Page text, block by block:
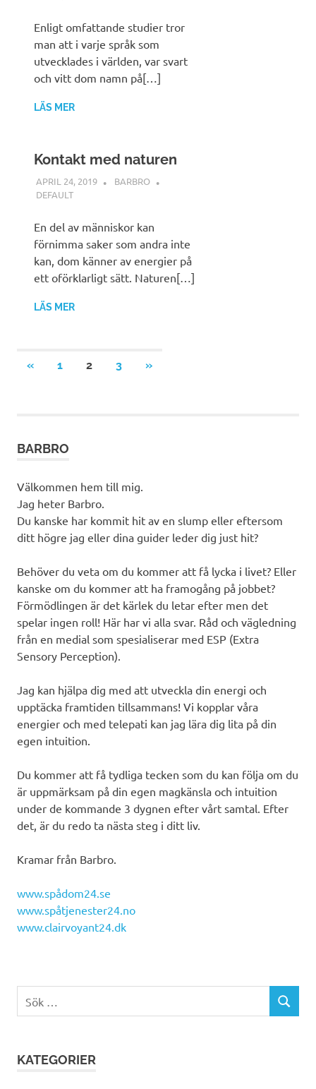
Enligt omfattande studier tror
man att i varje språk som
utvecklades i världen, var svart
och vitt dom namn på[…]
LÄS MER
Kontakt med naturen
APRIL 24, 2019
BARBRO
DEFAULT
En del av människor kan
förnimma saker som andra inte
kan, dom känner av energier på
ett oförklarligt sätt. Naturen[…]
LÄS MER
Sidnumrering
«FÖREGÅENDE
1 2 3
NÄSTA
»
BARBRO
Välkommen hem till mig.
Jag heter Barbro.
Du kanske har kommit hit av en slump eller eftersom
ditt högre jag eller dina guider leder dig just hit?
Behöver du veta om du kommer att få lycka i livet? Eller
kanske om du kommer att ha framogång på jobbet?
Förmödlingen är det kärlek du letar efter men det
spelar ingen roll! Här har vi alla svar. Råd och vägledning
från en medial som spesialiserar med ESP (Extra
Sensory Perception).
Jag kan hjälpa dig med att utveckla din energi och
upptäcka framtiden tillsammans! Vi kopplar våra
energier och med telepati kan jag lära dig lita på din
egen intuition.
Du kommer att få tydliga tecken som du kan följa om du
är uppmärksam på din egen magkänsla och intuition
under de kommande 3 dygnen efter vårt samtal. Efter
det, är du redo ta nästa steg i ditt liv.
Kramar från Barbro.
www.spådom24.se
www.spåtjenester24.no
www.clairvoyant24.dk
efter:
SÖK
KATEGORIER